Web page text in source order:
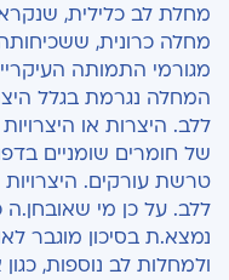
מחלת לב כלילית,
מחלה כרונית,
מגורמי התמותה
המחלה נגרמת בגלל
ללב. היצרות או
של חומרים שומניים
טרשת עורקים.
ללב. על כן מי
נמצא.ת בסיכון מוגבר
ולמחלות לב נוספות,